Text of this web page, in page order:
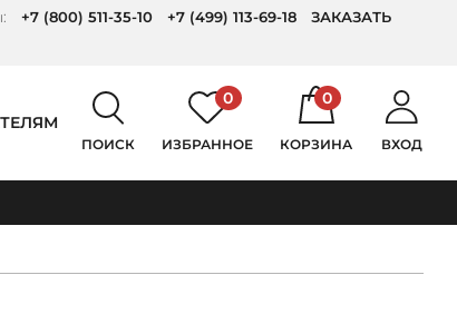
+7 (800) 511-35-10 +7 (499) 113-69-18
ЗАКАЗАТЬ
ПОИСК
0
ИЗБРАННОЕ
0
КОРЗИНА ВХОД